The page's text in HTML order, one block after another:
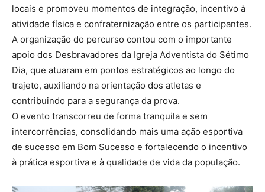
locais e promoveu momentos de integração, incentivo à
atividade física e confraternização entre os participantes.
A organização do percurso contou com o importante
apoio dos Desbravadores da Igreja Adventista do Sétimo
Dia, que atuaram em pontos estratégicos ao longo do
trajeto, auxiliando na orientação dos atletas e
contribuindo para a segurança da prova.
O evento transcorreu de forma tranquila e sem
intercorrências, consolidando mais uma ação esportiva
de sucesso em Bom Sucesso e fortalecendo o incentivo
à prática esportiva e à qualidade de vida da população.